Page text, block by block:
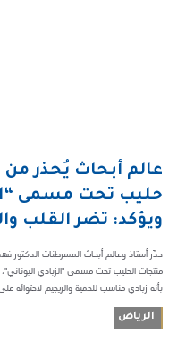
عالم أبحاث يُحذر
حليب تحت مسمى
ويؤكد: تضر القلب
حذّر أستاذ وعالم أبحاث المسرطنات الدكتور
منتجات الحليب تحت مسمى "الزبادي
بأنه زبادي مناسب للحمية والريجيم لاحتوائه
الرياض